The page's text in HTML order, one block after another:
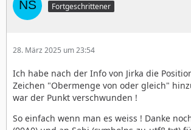
Fortgeschrittener
28. März 2025 um 23:54
Ich habe nach der Info von Jirka die
Zeichen "Obermenge von oder gleich"
war der Punkt verschwunden !
So einfach wenn man es weiss ! Danke